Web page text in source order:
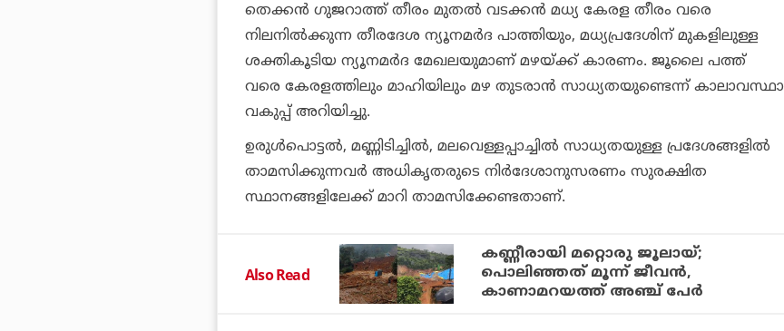
തെക്കന്‍ ഗുജറാത്ത് തീരം മുതല്‍ വടക്കന്‍ മധ്യ കേരള തീരം വരെ
നിലനില്‍ക്കുന്ന തീരദേശ ന്യൂനമര്‍ദ പാത്തിയും, മധ്യപ്രദേശിന് മുകളിലുള്ള
ശക്തികൂടിയ ന്യൂനമര്‍ദ മേഖലയുമാണ് മഴയ്ക്ക് കാരണം. ജൂലൈ പത്ത്
വരെ കേരളത്തിലും മാഹിയിലും മഴ തുടരാന്‍ സാധ്യതയുണ്ടെന്ന് കാലാവസ്ഥാ
വകുപ്പ് അറിയിച്ചു.
ഉരുള്‍പൊട്ടല്‍, മണ്ണിടിച്ചില്‍, മലവെള്ളപ്പാച്ചില്‍ സാധ്യതയുള്ള പ്രദേശങ്ങളില്‍
താമസിക്കുന്നവര്‍ അധികൃതരുടെ നിര്‍ദേശാനുസരണം സുരക്ഷിത
സ്ഥാനങ്ങളിലേക്ക് മാറി താമസിക്കേണ്ടതാണ്.
Also Read
കണ്ണീരായി മറ്റൊരു ജൂലായ്;
പൊലിഞ്ഞത് മൂന്ന് ജീവന്‍,
കാണാമറയത്ത് അഞ്ച് പേര്‍